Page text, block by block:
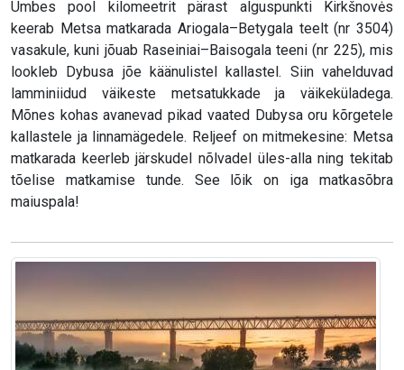
Umbes pool kilomeetrit pärast alguspunkti Kirkšnovės
keerab Metsa matkarada Ariogala–Betygala teelt (nr 3504)
vasakule, kuni jõuab Raseiniai–Baisogala teeni (nr 225), mis
lookleb Dybusa jõe käänulistel kallastel. Siin vahelduvad
lamminiidud väikeste metsatukkade ja väikeküladega.
Mõnes kohas avanevad pikad vaated Dubysa oru kõrgetele
kallastele ja linnamägedele. Reljeef on mitmekesine: Metsa
matkarada keerleb järskudel nõlvadel üles-alla ning tekitab
tõelise matkamise tunde. See lõik on iga matkasõbra
maiuspala!